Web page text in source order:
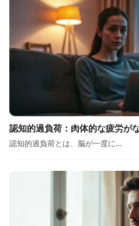
認知的過負荷：肉体的な疲労が
認知的過負荷とは、脳が一度に…